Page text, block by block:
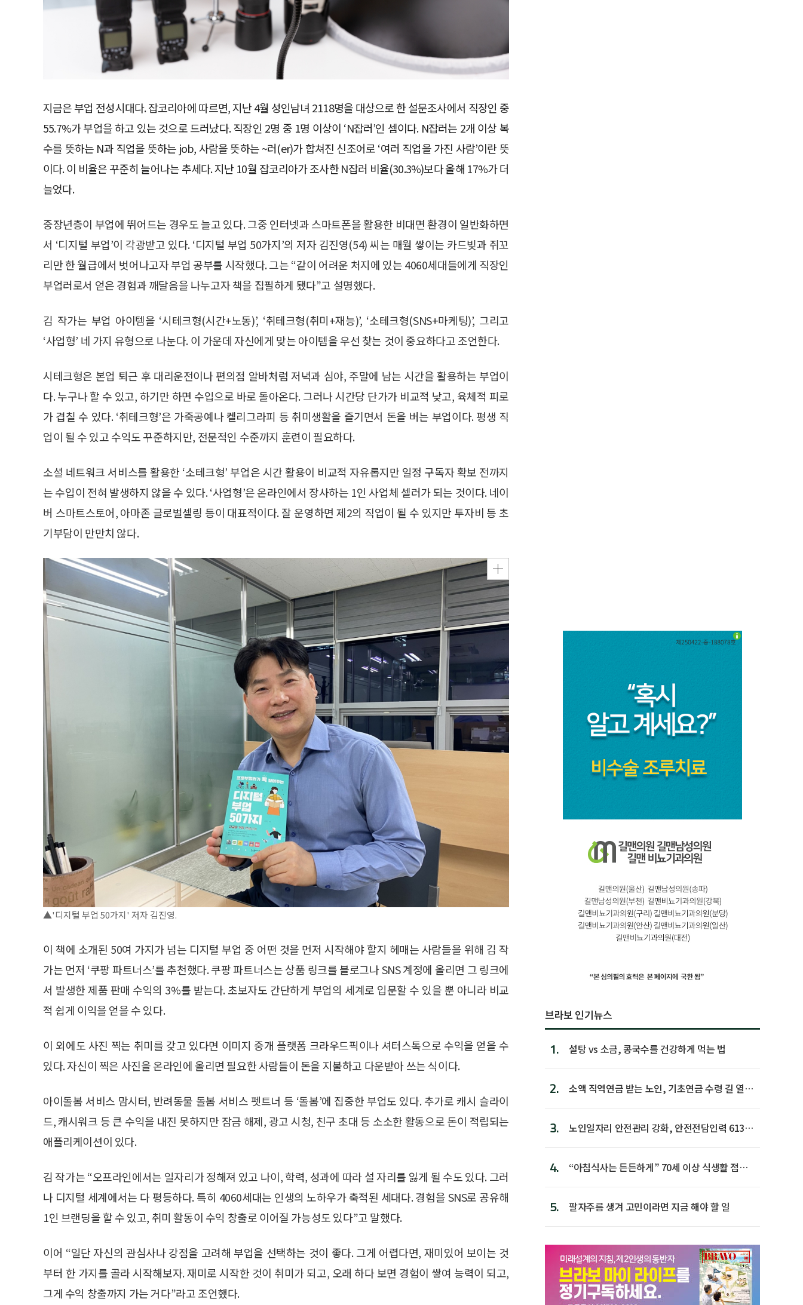
지금은 부업 전성시대다. 잡코리아에 따르면, 지난 4월 성인남녀 2118명을 대상으로 한 설문조사에서 직장인 중
55.7%가 부업을 하고 있는 것으로 드러났다. 직장인 2명 중 1명 이상이 ‘N잡러’인 셈이다. N잡러는 2개 이상 복
수를 뜻하는 N과 직업을 뜻하는 job, 사람을 뜻하는 ~러(er)가 합쳐진 신조어로 ‘여러 직업을 가진 사람’이란 뜻
이다. 이 비율은 꾸준히 늘어나는 추세다. 지난 10월 잡코리아가 조사한 N잡러 비율(30.3%)보다 올해 17%가 더
늘었다.
중장년층이 부업에 뛰어드는 경우도 늘고 있다. 그중 인터넷과 스마트폰을 활용한 비대면 환경이 일반화하면
서 ‘디지털 부업’이 각광받고 있다. ‘디지털 부업 50가지’의 저자 김진영(54) 씨는 매월 쌓이는 카드빚과 쥐꼬
리만 한 월급에서 벗어나고자 부업 공부를 시작했다. 그는 “같이 어려운 처지에 있는 4060세대들에게 직장인
부업러로서 얻은 경험과 깨달음을 나누고자 책을 집필하게 됐다”고 설명했다.
김 작가는 부업 아이템을 ‘시테크형(시간+노동)’, ‘취테크형(취미+재능)’, ‘소테크형(SNS+마케팅)’, 그리고
‘사업형’ 네 가지 유형으로 나눈다. 이 가운데 자신에게 맞는 아이템을 우선 찾는 것이 중요하다고 조언한다.
시테크형은 본업 퇴근 후 대리운전이나 편의점 알바처럼 저녁과 심야, 주말에 남는 시간을 활용하는 부업이
다. 누구나 할 수 있고, 하기만 하면 수입으로 바로 돌아온다. 그러나 시간당 단가가 비교적 낮고, 육체적 피로
가 겹칠 수 있다. ‘취테크형’은 가죽공예나 켈리그라피 등 취미생활을 즐기면서 돈을 버는 부업이다. 평생 직
업이 될 수 있고 수익도 꾸준하지만, 전문적인 수준까지 훈련이 필요하다.
소셜 네트워크 서비스를 활용한 ‘소테크형’ 부업은 시간 활용이 비교적 자유롭지만 일정 구독자 확보 전까지
는 수입이 전혀 발생하지 않을 수 있다. ‘사업형’은 온라인에서 장사하는 1인 사업체 셀러가 되는 것이다. 네이
버 스마트스토어, 아마존 글로벌셀링 등이 대표적이다. 잘 운영하면 제2의 직업이 될 수 있지만 투자비 등 초
기부담이 만만치 않다.
▲'디지털 부업 50가지' 저자 김진영.
이 책에 소개된 50여 가지가 넘는 디지털 부업 중 어떤 것을 먼저 시작해야 할지 헤매는 사람들을 위해 김 작
가는 먼저 ‘쿠팡 파트너스’를 추천했다. 쿠팡 파트너스는 상품 링크를 블로그나 SNS 계정에 올리면 그 링크에
서 발생한 제품 판매 수익의 3%를 받는다. 초보자도 간단하게 부업의 세계로 입문할 수 있을 뿐 아니라 비교
적 쉽게 이익을 얻을 수 있다.
이 외에도 사진 찍는 취미를 갖고 있다면 이미지 중개 플랫폼 크라우드픽이나 셔터스톡으로 수익을 얻을 수
있다. 자신이 찍은 사진을 온라인에 올리면 필요한 사람들이 돈을 지불하고 다운받아 쓰는 식이다.
아이돌봄 서비스 맘시터, 반려동물 돌봄 서비스 펫트너 등 ‘돌봄’에 집중한 부업도 있다. 추가로 캐시 슬라이
드, 캐시워크 등 큰 수익을 내진 못하지만 잠금 해제, 광고 시청, 친구 초대 등 소소한 활동으로 돈이 적립되는
애플리케이션이 있다.
김 작가는 “오프라인에서는 일자리가 정해져 있고 나이, 학력, 성과에 따라 설 자리를 잃게 될 수도 있다. 그러
나 디지털 세계에서는 다 평등하다. 특히 4060세대는 인생의 노하우가 축적된 세대다. 경험을 SNS로 공유해
1인 브랜딩을 할 수 있고, 취미 활동이 수익 창출로 이어질 가능성도 있다”고 말했다.
이어 “일단 자신의 관심사나 강점을 고려해 부업을 선택하는 것이 좋다. 그게 어렵다면, 재미있어 보이는 것
부터 한 가지를 골라 시작해보자. 재미로 시작한 것이 취미가 되고, 오래 하다 보면 경험이 쌓여 능력이 되고,
그게 수익 창출까지 가는 거다”라고 조언했다.
브라보 인기뉴스
1. 설탕 vs 소금, 콩국수를 건강하게 먹는 법
2.
소액 직역연금 받는 노인, 기초연금 수령 길 열린
3.
노인일자리 안전관리 강화, 안전전담인력 613명
4.
“아침식사는 든든하게” 70세 이상 식생활 점수
5. 팔자주름 생겨 고민이라면 지금 해야 할 일